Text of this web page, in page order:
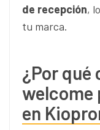
de recepción,
tu marca.
¿Por
en